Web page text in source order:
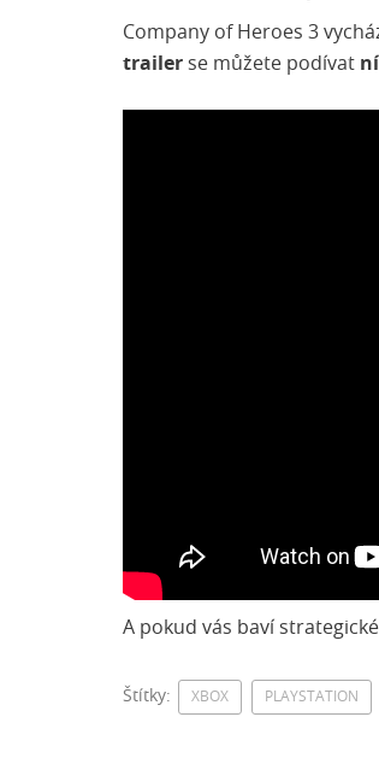
Company of Heroes 3
trailer se můžete podívat
A pokud vás baví
Štítky: XBOX PLAYSTATION